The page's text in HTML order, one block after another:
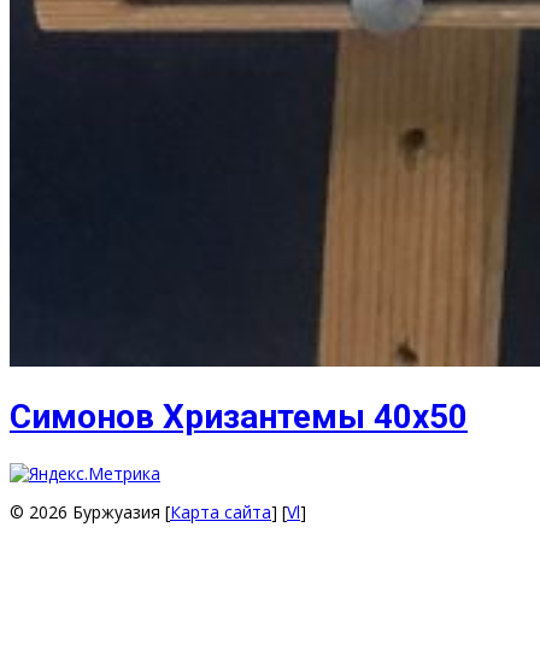
Симонов Хризантемы 40х50
© 2026 Буржуазия [Карта сайта] [Vl]